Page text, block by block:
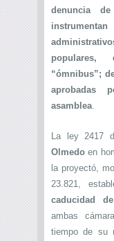
denuncia
“ómnibus”;
aprobadas
asamblea
La ley 2417
Olmedoen
la proyectó,
23.821,
caducidad
ambas
tiempo de su